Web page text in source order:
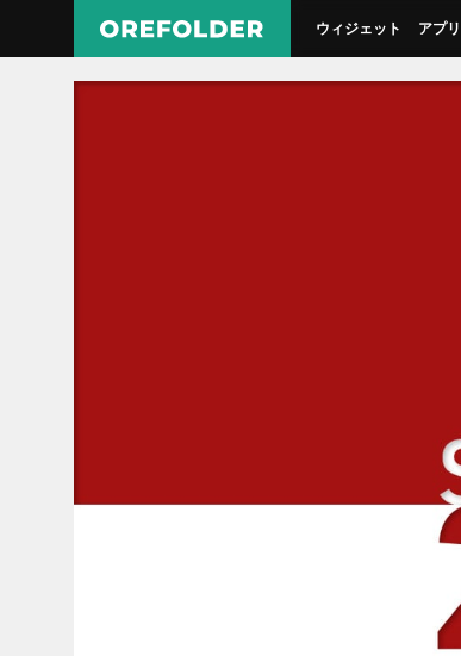
ウィジェット アプリ